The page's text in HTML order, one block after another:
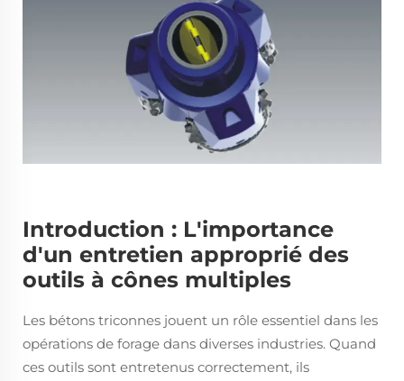
Introduction : L'importance
d'un entretien approprié des
outils à cônes multiples
Les bétons triconnes jouent un rôle essentiel dans les
opérations de forage dans diverses industries. Quand
ces outils sont entretenus correctement, ils